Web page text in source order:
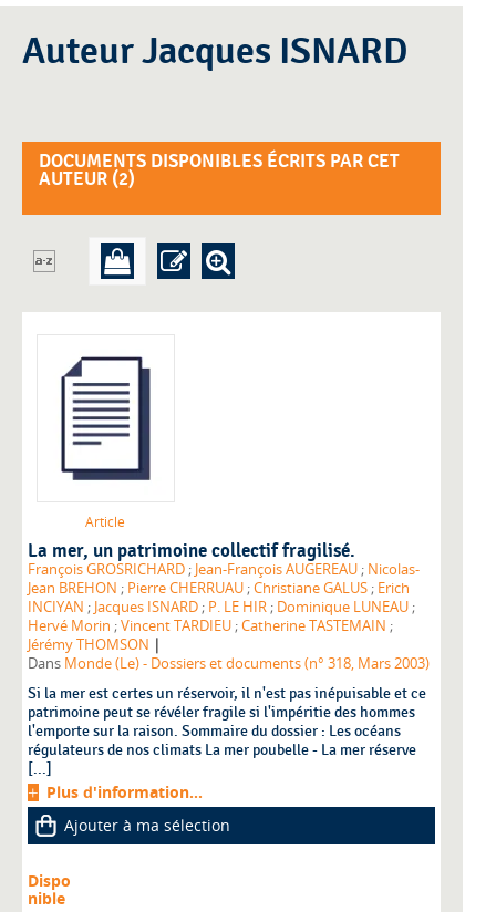
Auteur Jacques ISNARD
DOCUMENTS DISPONIBLES ÉCRITS PAR CET
AUTEUR (2)
Article
La mer, un patrimoine collectif fragilisé.
François GROSRICHARD ; Jean-François AUGEREAU ; Nicolas-
Jean BREHON ; Pierre CHERRUAU ;Christiane GALUS ; Erich
INCIYAN ; Jacques ISNARD ; P. LE HIR ; Dominique LUNEAU ;
Hervé Morin ;Vincent TARDIEU ;Catherine TASTEMAIN ;
Jérémy THOMSON |
Dans Monde (Le) - Dossiers et documents (n° 318, Mars 2003)
Si la mer est certes un réservoir, il n'est pas inépuisable et ce
patrimoine peut se révéler fragile si l'impéritie des hommes
l'emporte sur la raison. Sommaire du dossier : Les océans
régulateurs de nos climats La mer poubelle - La mer réserve
[...]
Plus d'information...
Ajouter à ma sélection
Dispo
nible